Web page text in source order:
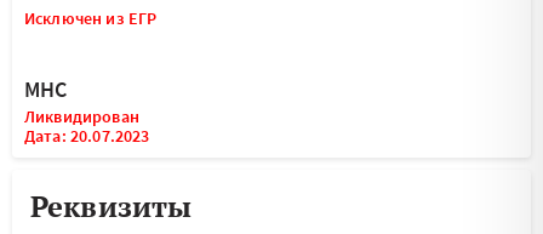
Исключен из ЕГР
МНС
Ликвидирован
Дата: 20.07.2023
Реквизиты